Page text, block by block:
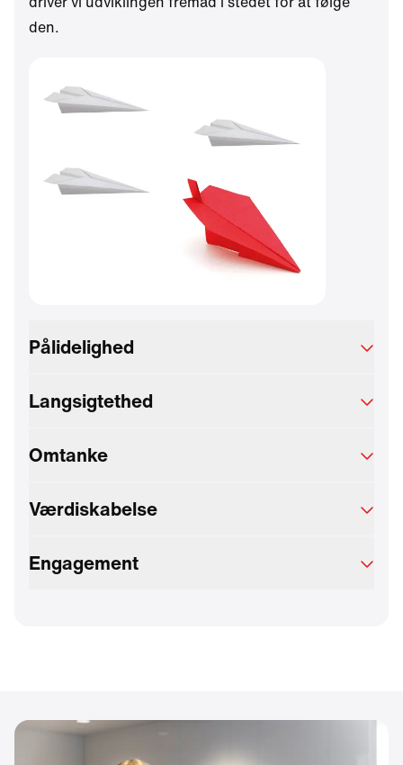
den.
Pålidelighed
Langsigtethed
Omtanke
Værdiskabelse
Engagement